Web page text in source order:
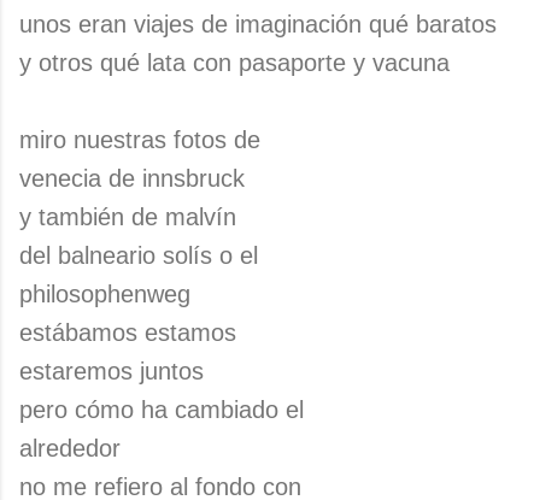
unos eran viajes de imaginación qué baratos
y otros qué lata con pasaporte y vacuna
miro nuestras fotos de
venecia de innsbruck
y también de malvín
del balneario solís o el
philosophenweg
estábamos estamos
estaremos juntos
pero cómo ha cambiado el
alrededor
no me refiero al fondo con